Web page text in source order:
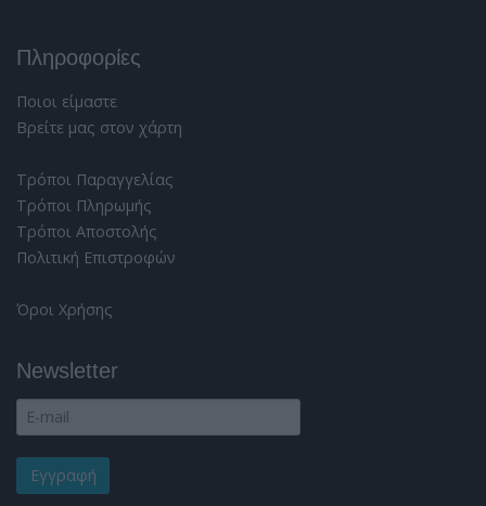
Πληροφορίες
Ποιοι είμαστε
Βρείτε μας στον χάρτη
Τρόποι Παραγγελίας
Τρόποι Πληρωμής
Τρόποι Αποστολής
Πολιτική Επιστροφών
Όροι Χρήσης
Newsletter